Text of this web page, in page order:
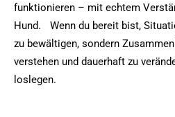
funktionieren – mit echtem
Hund. Wenn du bereit bist,
zu bewältigen, sondern
verstehen und dauerhaft zu
loslegen.